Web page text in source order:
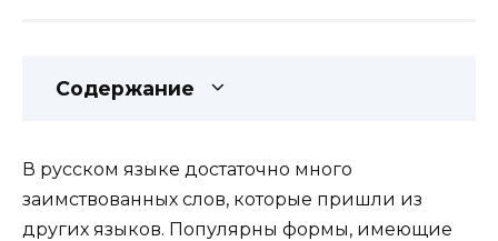
Содержание
В русском языке достаточно много
заимствованных слов, которые пришли из
других языков. Популярны формы, имеющие